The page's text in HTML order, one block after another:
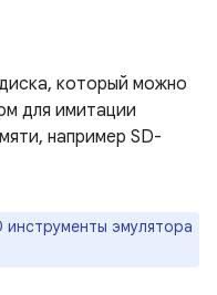
который можно
для имитации
например SD-
эмулятора